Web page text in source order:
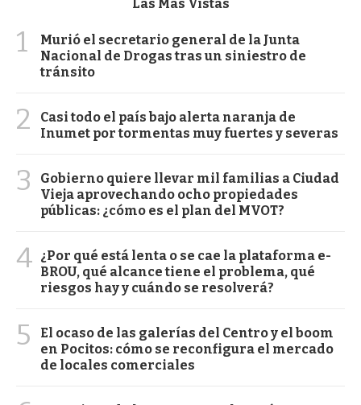
Las Más Vistas
1
Murió el secretario general de la Junta
Nacional de Drogas tras un siniestro de
tránsito
2
Casi todo el país bajo alerta naranja de
Inumet por tormentas muy fuertes y severas
3
Gobierno quiere llevar mil familias a Ciudad
Vieja aprovechando ocho propiedades
públicas: ¿cómo es el plan del MVOT?
4 ¿Por qué está lenta o se cae la plataforma e-
BROU, qué alcance tiene el problema, qué
riesgos hay y cuándo se resolverá?
5
El ocaso de las galerías del Centro y el boom
en Pocitos: cómo se reconfigura el mercado
de locales comerciales